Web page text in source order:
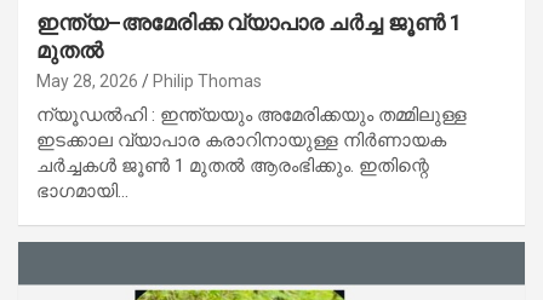
ഇന്ത്യ–അമേരിക്ക വ്യാപാര ചർച്ച ജൂൺ 1
മുതൽ
May 28, 2026 Philip Thomas
ന്യൂഡൽഹി : ഇന്ത്യയും അമേരിക്കയും തമ്മിലുള്ള
ഇടക്കാല വ്യാപാര കരാറിനായുള്ള നിർണായക
ചർച്ചകൾ ജൂൺ 1 മുതൽ ആരംഭിക്കും. ഇതിന്റെ
ഭാഗമായി…